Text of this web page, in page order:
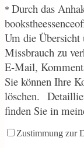
* Durch das
Um die Übersicht
Missbrauch zu
E-Mail,
Sie können Ihre
löschen.
finden Sie in
Zustimmung zur